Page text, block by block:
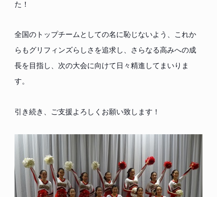
た！
全国のトップチームとしての名に恥じないよう、これか
らもグリフィンズらしさを追求し、さらなる高みへの成
長を目指し、次の大会に向けて日々精進してまいりま
す。
引き続き、ご支援よろしくお願い致します！